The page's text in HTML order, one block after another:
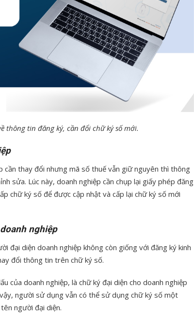
thông tin đăng ký, cần đổi chữ ký số mới.
thay đổi nhưng mã số thuế vẫn giữ nguyên thì thông
sửa. Lúc này, doanh nghiệp cần chụp lại giấy phép đăng
chữ ký số để được cập nhật và cấp lại chữ ký số mới
nghiệp
đại diện doanh nghiệp không còn giống với đăng ký kinh
đổi thông tin trên chữ ký số.
của doanh nghiệp, là chữ ký đại diện cho doanh nghiệp
người sử dụng vẫn có thể sử dụng chữ ký số một
người đại diện.